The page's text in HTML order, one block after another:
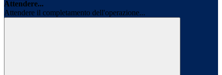
Attendere...
Attendere il completamento dell'operazione...